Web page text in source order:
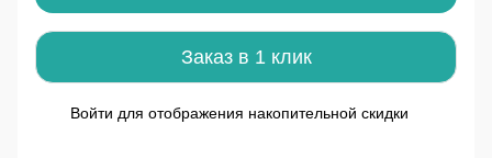
Заказ в 1 клик
Войти для отображения накопительной скидки